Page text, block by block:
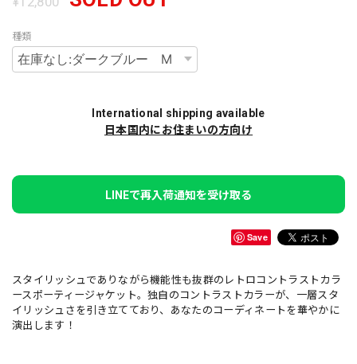
種類
International shipping available
日本国内にお住まいの方向け
LINEで再入荷通知を受け取る
Save
スタイリッシュでありながら機能性も抜群のレトロコントラストカラ
ースポーティージャケット。独自のコントラストカラーが、一層スタ
イリッシュさを引き立てており、あなたのコーディネートを華やかに
演出します！